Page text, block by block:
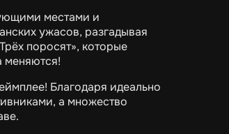
местами и
ужасов, разгадывая
поросят», которые
меняются!
Благодаря идеально
а множество